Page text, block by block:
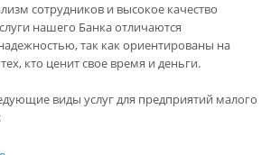
сотрудников и высокое качество
нашего Банка отличаются
так как ориентированы на
кто ценит свое время и деньги.
виды услуг для предприятий малого